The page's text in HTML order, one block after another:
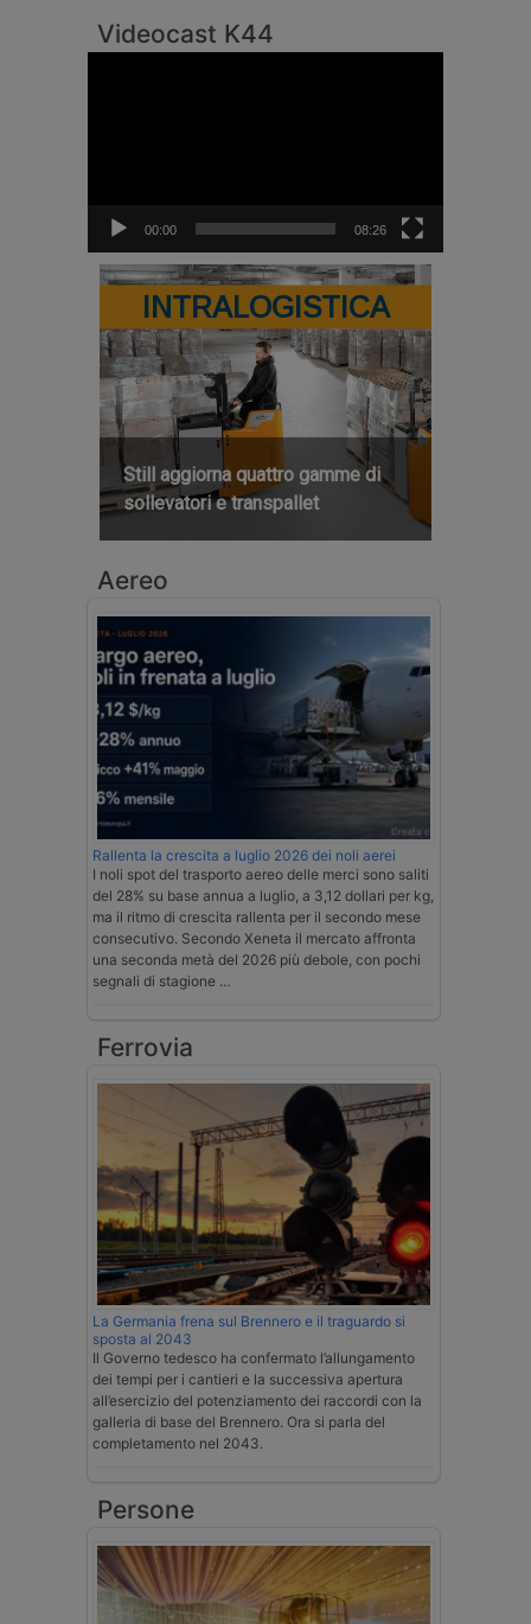
Videocast K44
00:00 08:26
INTRALOGISTICA
Still aggiorna quattro gamme di
sollevatori e transpallet
Aereo
Rallenta la crescita a luglio 2026 dei noli aerei
I noli spot del trasporto aereo delle merci sono saliti
del 28% su base annua a luglio, a 3,12 dollari per kg,
ma il ritmo di crescita rallenta per il secondo mese
consecutivo. Secondo Xeneta il mercato affronta
una seconda metà del 2026 più debole, con pochi
segnali di stagione …
Ferrovia
La Germania frena sul Brennero e il traguardo si
sposta al 2043
Il Governo tedesco ha confermato l’allungamento
dei tempi per i cantieri e la successiva apertura
all’esercizio del potenziamento dei raccordi con la
galleria di base del Brennero. Ora si parla del
completamento nel 2043.
Persone